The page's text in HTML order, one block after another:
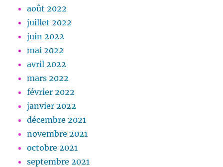
août 2022
juillet 2022
juin 2022
mai 2022
avril 2022
mars 2022
février 2022
janvier 2022
décembre 2021
novembre 2021
octobre 2021
septembre 2021